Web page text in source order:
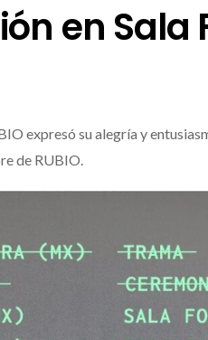
en Sala
expresó su alegría y
de RUBIO.